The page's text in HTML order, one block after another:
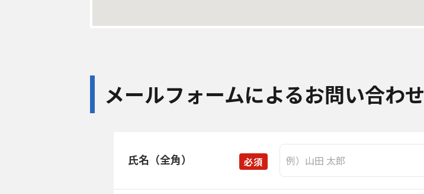
メールフォームによるお問い合わせ
氏名（全角） 必須